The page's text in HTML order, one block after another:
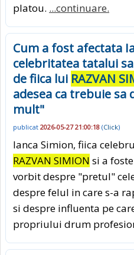
platou. ...continuare.
Cum a fost afectata
celebritatea tatalui
de fiica lui RAZVAN
adesea ca trebuie sa
mult"
publicat 2026-05-27 21:00:18 (Click)
Ianca Simion, fiica
RAZVAN SIMION si a
vorbit despre "pretul"
despre felul in care s-a
si despre influenta pe
propriului drum